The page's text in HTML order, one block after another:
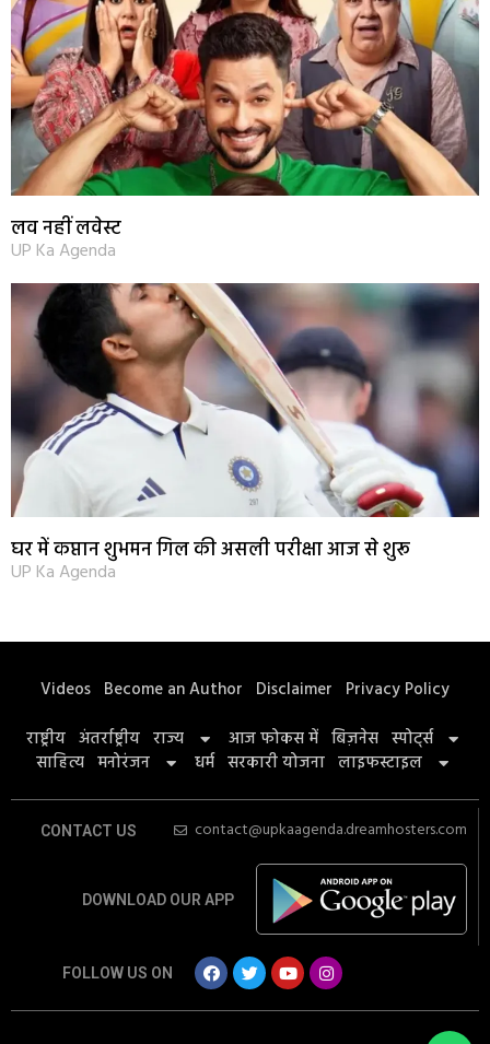
लव नहीं लवेस्ट
UP Ka Agenda
घर में कप्तान शुभमन गिल की असली परीक्षा आज से शुरू
UP Ka Agenda
Videos Become an Author Disclaimer Privacy Policy
राष्ट्रीय अंतर्राष्ट्रीय राज्य आज फोकस में बिज़नेस स्पोर्ट्स
साहित्य मनोरंजन धर्म सरकारी योजना लाइफस्टाइल
CONTACT US contact@upkaagenda.dreamhosters.com
DOWNLOAD OUR APP
FOLLOW US ON